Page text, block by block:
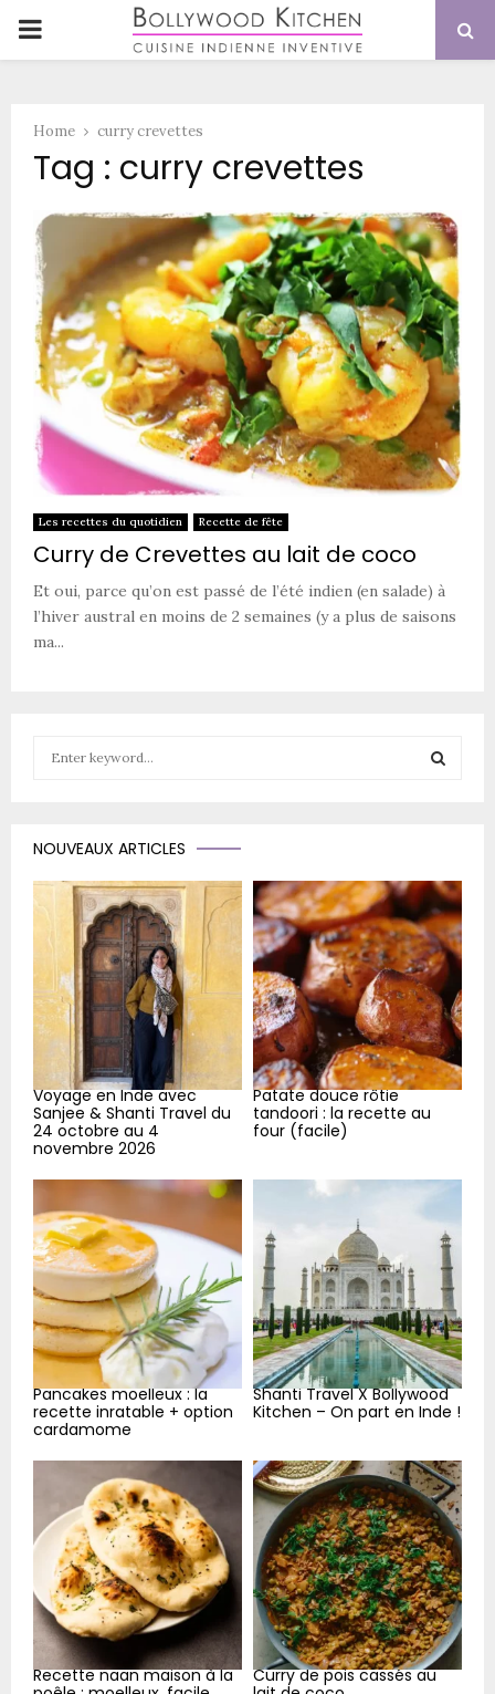
PRIMARY
Home curry crevettes
Tag : curry crevettes
Les recettes du quotidien Recette de fête
Curry de Crevettes au lait de coco
Et oui, parce qu’on est passé de l’été indien (en salade) à
l’hiver austral en moins de 2 semaines (y a plus de saisons
ma...
c
f
o
A
R
C
H
NOUVEAUX ARTICLES
Voyage en Inde avec
Sanjee & Shanti Travel du
24 octobre au 4
novembre 2026
Patate douce rôtie
tandoori : la recette au
four (facile)
Pancakes moelleux : la
recette inratable + option
cardamome
Shanti Travel X Bollywood
Kitchen – On part en Inde !
Recette naan maison à la
Curry de pois cassés au